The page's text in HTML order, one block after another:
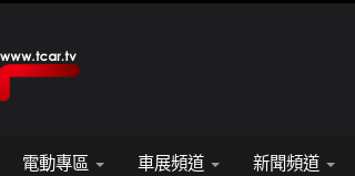
電動專區 車展頻道 新聞頻道